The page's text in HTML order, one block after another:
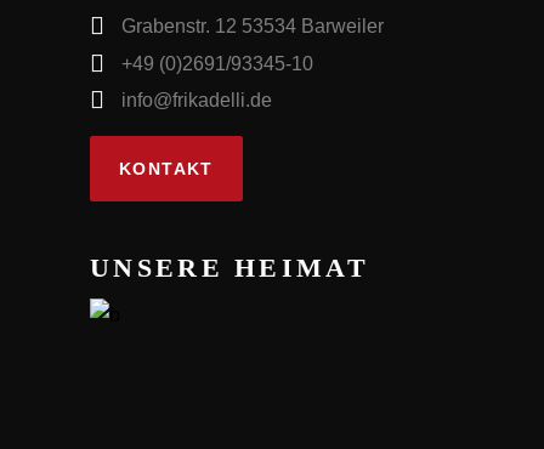
Grabenstr. 12 53534 Barweiler
+49 (0)2691/93345-10
info@frikadelli.de
KONTAKT
UNSERE HEIMAT